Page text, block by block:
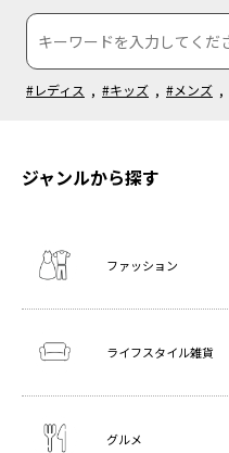
#レディス , #キッズ , #メンズ ,
ジャンルから探す
ファッション
ライフスタイル雑貨
グルメ